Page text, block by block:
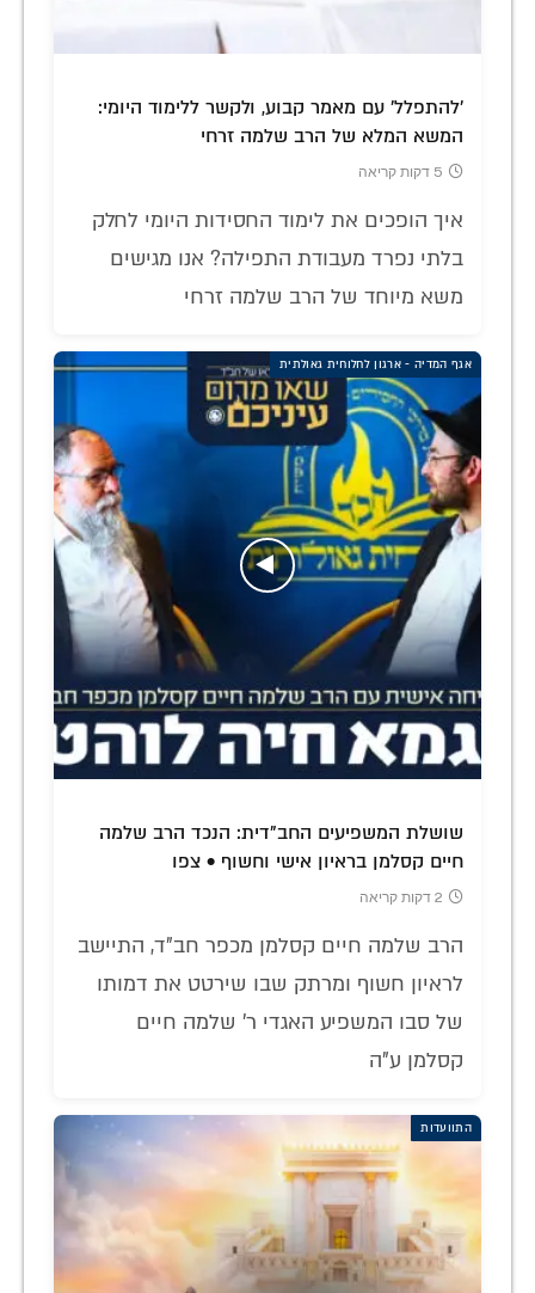
'להתפלל' עם מאמר קבוע, ולקשר ללימוד היומי:
המשא המלא של הרב שלמה זרחי
5 דקות קריאה
איך הופכים את לימוד החסידות היומי לחלק
בלתי נפרד מעבודת התפילה? אנו מגישים
משא מיוחד של הרב שלמה זרחי
אגף המדיה - ארגון לחלוחית גאולתית
שושלת המשפיעים החב"דית: הנכד הרב שלמה
חיים קסלמן בראיון אישי וחשוף • צפו
2 דקות קריאה
הרב שלמה חיים קסלמן מכפר חב"ד, התיישב
לראיון חשוף ומרתק שבו שירטט את דמותו
של סבו המשפיע האגדי ר' שלמה חיים
קסלמן ע"ה
התוועדות